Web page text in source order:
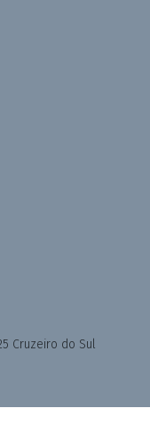
Cruzeiro do Sul